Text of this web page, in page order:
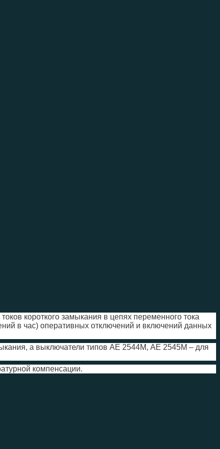
короткого замыкания в цепях переменного тока
в час) оперативных отключений и включений данных
а выключатели типов АЕ 2544М, АЕ 2545М – для
компенсации.